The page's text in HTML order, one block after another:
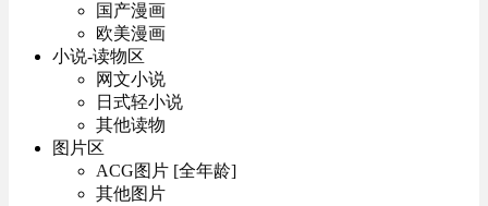
国产漫画
欧美漫画
小说-读物区
网文小说
日式轻小说
其他读物
图片区
ACG图片 [全年龄]
其他图片